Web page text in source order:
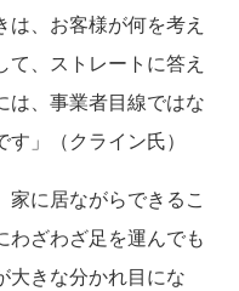
、お客様が何を考え
、ストレートに答え
は、事業者目線ではな
」（クライン氏）
に居ながらできるこ
わざわざ足を運んでも
大きな分かれ目にな